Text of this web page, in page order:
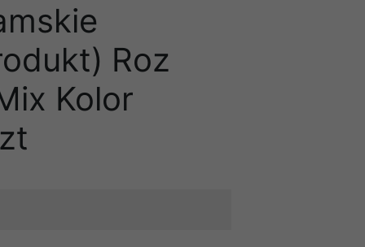
Roz
Kolor